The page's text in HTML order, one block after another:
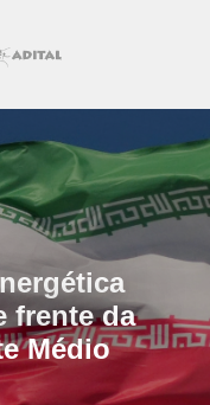
frente da
Médio